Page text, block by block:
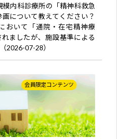
内科診療所の「精神科救急
について教えてください？
おいて「通院・在宅精神療
ましたが、施設基準による
2026-07-28）
会員限定コンテンツ